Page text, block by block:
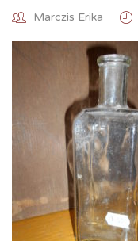
Marczis Erika